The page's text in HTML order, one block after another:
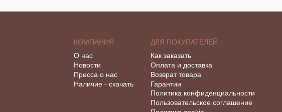
КОМПАНИЯ
О нас
Новости
Пресса о нас
Наличие - скачать
ДЛЯ ПОКУПАТЕЛЕЙ
Как заказать
Оплата и доставка
Возврат товара
Гарантии
Политика конфиденциальности
Пользовательское соглашение